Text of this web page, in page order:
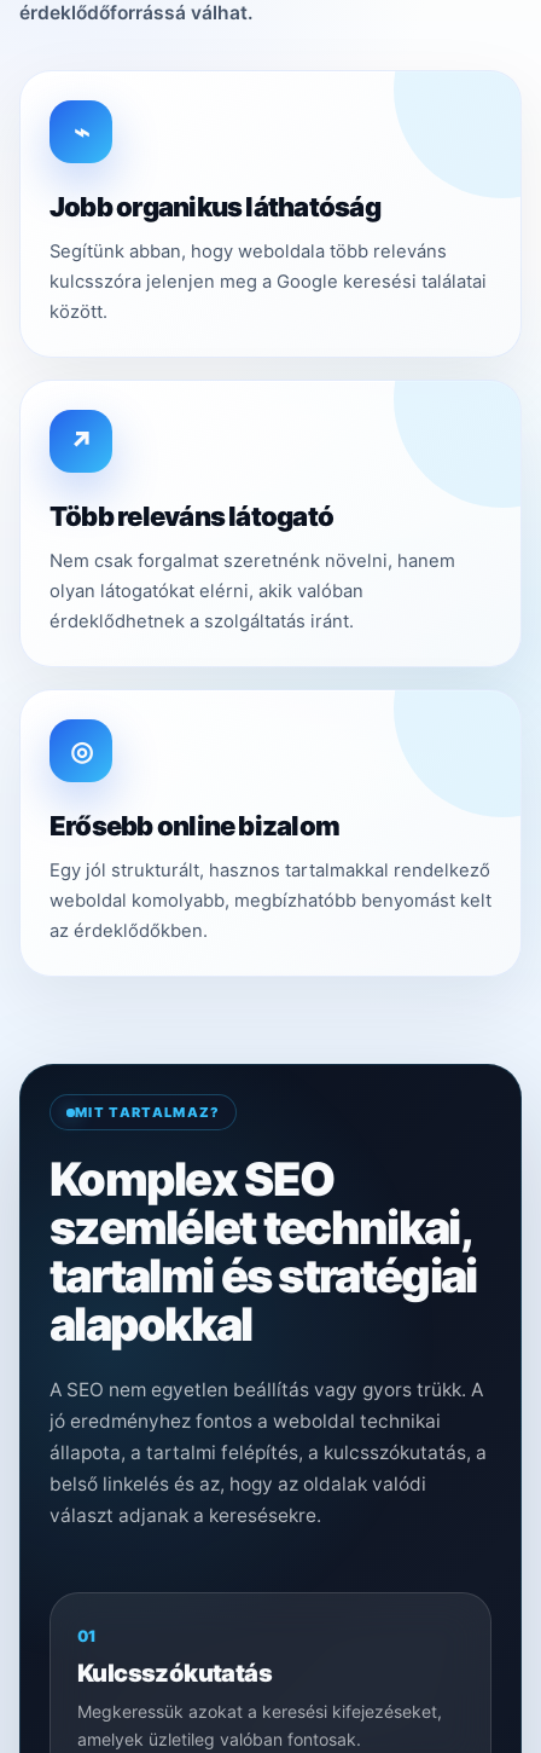
érdeklődőforrássá válhat.
⌁
Jobb organikus láthatóság
Segítünk abban, hogy weboldala több releváns
kulcsszóra jelenjen meg a Google keresési találatai
között.
↗
Több releváns látogató
Nem csak forgalmat szeretnénk növelni, hanem
olyan látogatókat elérni, akik valóban
érdeklődhetnek a szolgáltatás iránt.
◎
Erősebb online bizalom
Egy jól strukturált, hasznos tartalmakkal rendelkező
weboldal komolyabb, megbízhatóbb benyomást kelt
az érdeklődőkben.
MIT TARTALMAZ?
Komplex SEO
szemlélet technikai,
tartalmi és stratégiai
alapokkal
A SEO nem egyetlen beállítás vagy gyors trükk. A
jó eredményhez fontos a weboldal technikai
állapota, a tartalmi felépítés, a kulcsszókutatás, a
belső linkelés és az, hogy az oldalak valódi
választ adjanak a keresésekre.
01
Kulcsszókutatás
Megkeressük azokat a keresési kifejezéseket,
amelyek üzletileg valóban fontosak.